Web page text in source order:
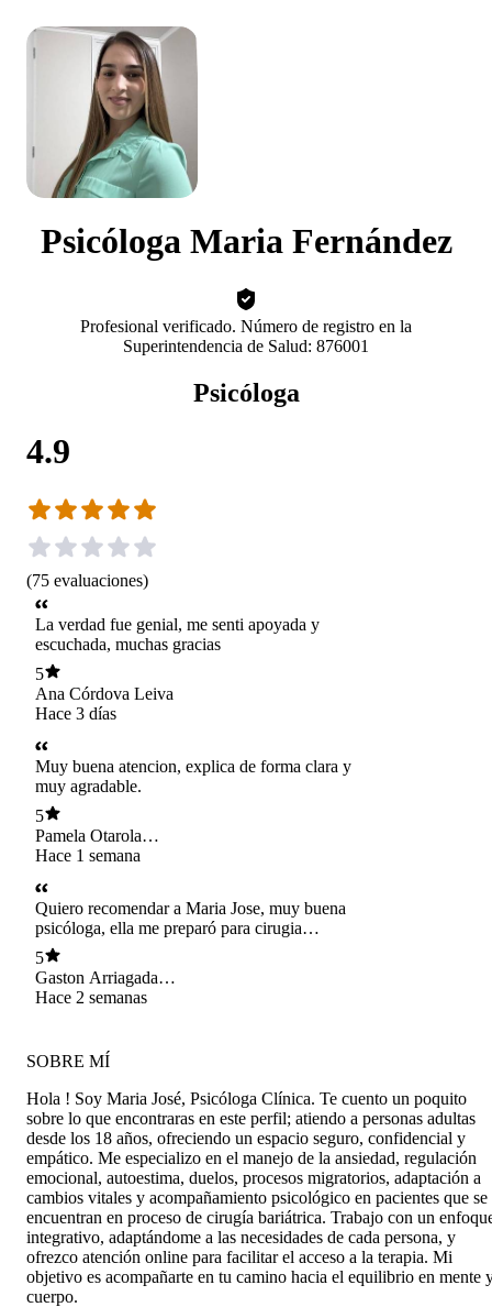
Psicóloga Maria Fernández
Profesional verificado. Número de registro en la
Superintendencia de Salud: 876001
Psicóloga
4.9
(75 evaluaciones)
La verdad fue genial, me senti apoyada y
escuchada, muchas gracias
5
Ana Córdova Leiva
Hace 3 días
Muy buena atencion, explica de forma clara y
muy agradable.
5
Pamela Otarola
Guerra
Hace 1 semana
Quiero recomendar a Maria Jose, muy buena
psicóloga, ella me preparó para cirugia
bariatrica, con resultados satisfactorios por mi
parte. Muchas gracias Maria Jose!
5
Gaston Arriagada
Silva
Hace 2 semanas
SOBRE MÍ
Hola ! Soy Maria José, Psicóloga Clínica. Te cuento un poquito
sobre lo que encontraras en este perfil; atiendo a personas adultas
desde los 18 años, ofreciendo un espacio seguro, confidencial y
empático. Me especializo en el manejo de la ansiedad, regulación
emocional, autoestima, duelos, procesos migratorios, adaptación a
cambios vitales y acompañamiento psicológico en pacientes que se
encuentran en proceso de cirugía bariátrica. Trabajo con un
integrativo, adaptándome a las necesidades de cada persona, y
ofrezco atención online para facilitar el acceso a la terapia. Mi
objetivo es acompañarte en tu camino hacia el equilibrio en mente
cuerpo.